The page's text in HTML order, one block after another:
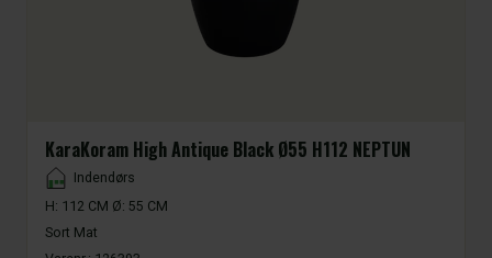
KaraKoram High Antique Black Ø55 H112 NEPTUN
Placement
Indendørs
H: 112 CM Ø: 55 CM
Sort Mat